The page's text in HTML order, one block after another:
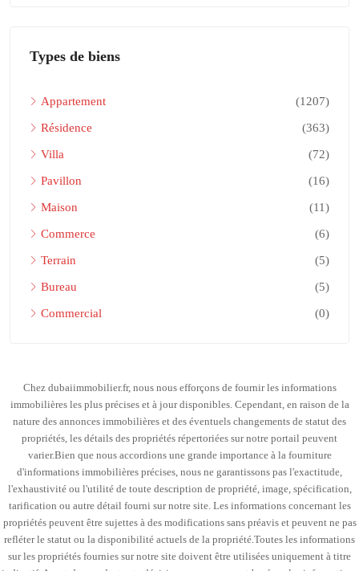
Types de biens
Appartement (1207)
Résidence (363)
Villa (72)
Pavillon (16)
Maison (11)
Commerce (6)
Terrain (5)
Bureau (5)
Commercial (0)
Chez dubaiimmobilier.fr, nous nous efforçons de fournir les informations
immobilières les plus précises et à jour disponibles. Cependant, en raison de la
nature des annonces immobilières et des éventuels changements de statut des
propriétés, les détails des propriétés répertoriées sur notre portail peuvent
varier.Bien que nous accordions une grande importance à la fourniture
d'informations immobilières précises, nous ne garantissons pas l'exactitude,
l'exhaustivité ou l'utilité de toute description de propriété, image, spécification,
tarification ou autre détail fourni sur notre site. Les informations concernant les
propriétés peuvent être sujettes à des modifications sans préavis et peuvent ne pas
refléter le statut ou la disponibilité actuels de la propriété.Toutes les informations
sur les propriétés fournies sur notre site doivent être utilisées uniquement à titre